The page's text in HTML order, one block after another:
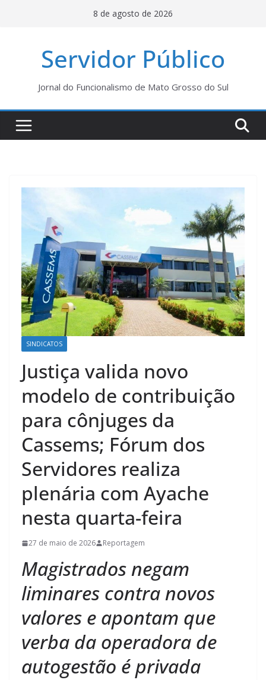
8 de agosto de 2026
Servidor Público
Jornal do Funcionalismo de Mato Grosso do Sul
SINDICATOS
Justiça valida novo
modelo de contribuição
para cônjuges da
Cassems; Fórum dos
Servidores realiza
plenária com Ayache
nesta quarta-feira
27 de maio de 2026 Reportagem
Magistrados negam
liminares contra novos
valores e apontam que
verba da operadora de
autogestão é privada